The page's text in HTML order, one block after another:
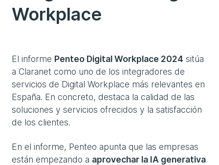
Workplace
El informe Penteo Digital Workplace 2024 sitúa
a Claranet como uno de los integradores de
servicios de Digital Workplace más relevantes en
España. En concreto, destaca la calidad de las
soluciones y servicios ofrecidos y la satisfacción
de los clientes.
En el informe, Penteo apunta que las empresas
están empezando a aprovechar la IA generativa